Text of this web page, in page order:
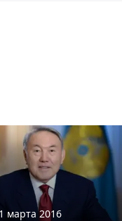
марта 2016